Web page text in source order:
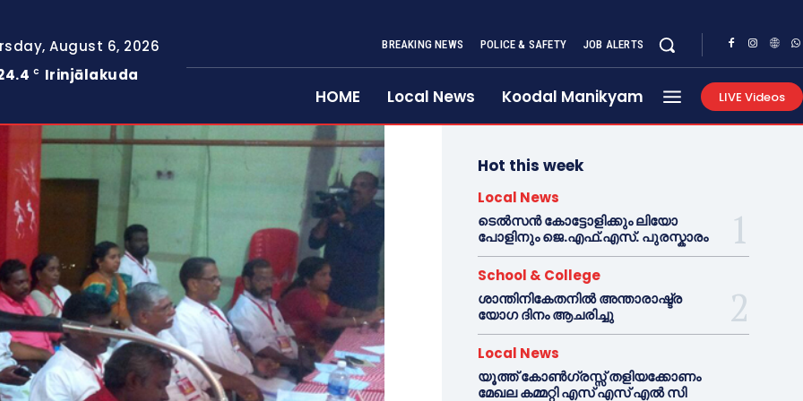
August 6, 2026
C Irinjālakuda
BREAKING NEWS POLICE & SAFETY JOB ALERTS
HOME Local News Koodal Manikyam LIVE Videos
Hot this week
Local News
ടെൽസൻ കോട്ടോളിക്കും ലിയോ
പോളിനും ജെ.എഫ്.എസ്. പുരസ്കാരം
School & College
ശാന്തിനികേതനിൽ അന്താരാഷ്ട്ര
യോഗ ദിനം ആചരിച്ചു
Local News
യൂത്ത് കോൺഗ്രസ്സ് തളിയക്കോണം
മേഖല കമ്മറ്റി എസ് എസ് എൽ സി